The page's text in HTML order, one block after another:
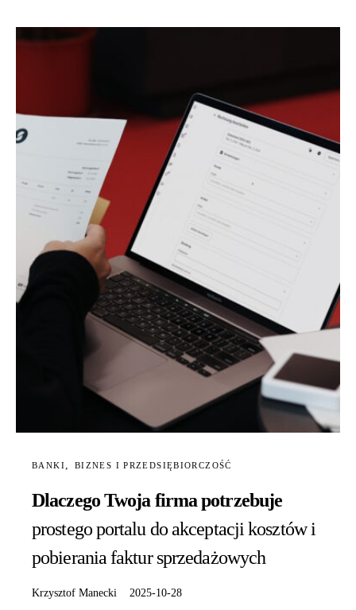
BANKI BIZNES I PRZEDSIĘBIORCZOŚĆ
Dlaczego Twoja firma potrzebuje
prostego portalu do akceptacji kosztów i
pobierania faktur sprzedażowych
Krzysztof Manecki 2025-10-28